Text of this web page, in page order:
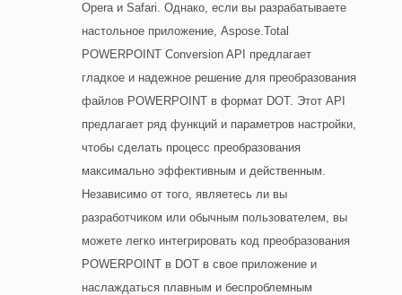
Opera и Safari. Однако, если вы разрабатываете
настольное приложение, Aspose.Total
POWERPOINT Conversion API предлагает
гладкое и надежное решение для преобразования
файлов POWERPOINT в формат DOT. Этот API
предлагает ряд функций и параметров настройки,
чтобы сделать процесс преобразования
максимально эффективным и действенным.
Независимо от того, являетесь ли вы
разработчиком или обычным пользователем, вы
можете легко интегрировать код преобразования
POWERPOINT в DOT в свое приложение и
наслаждаться плавным и беспроблемным